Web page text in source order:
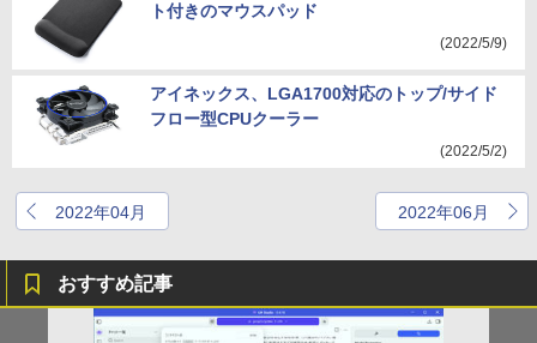
ト付きのマウスパッド
(2022/5/9)
アイネックス、LGA1700対応のトップ/サイド
フロー型CPUクーラー
(2022/5/2)
2022年04月 2022年06月
おすすめ記事